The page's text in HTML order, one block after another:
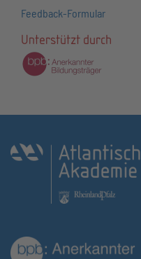
Feedback-Formular
Unterstützt durch